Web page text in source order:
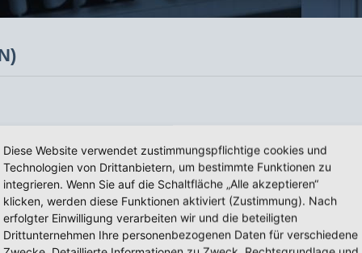
Medicine
Diese Website verwendet zustimmungspflichtige cookies und
Technologien von Drittanbietern, um bestimmte Funktionen zu
integrieren. Wenn Sie auf die Schaltfläche „Alle akzeptieren“
klicken, werden diese Funktionen aktiviert (Zustimmung). Nach
erfolgter Einwilligung verarbeiten wir und die beteiligten
Drittunternehmen Ihre personenbezogenen Daten für verschiedene